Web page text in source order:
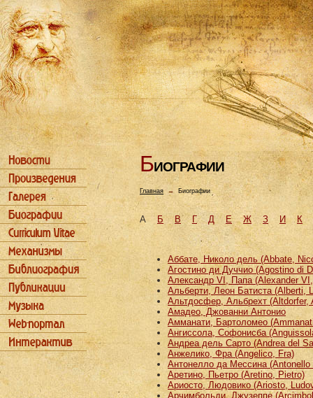
БИОГРАФИИ
Главная→ Биографии
АБ В Г Д Е Ж З И К
Аббате, Николо дель (Abbate,
Агостино ди Дуччио (Agostino di
Александр VI, Папа (Alexander
Альберти, Леон Батиста (Alberti,
Альтдосфер, Альбрехт (Altdorfer,
Амадео, Джованни Антонио
Амманати, Бартоломео
Ангиссола, Софонисба
Андреа дель Сарто (Andrea del
Анжелико, Фра (Angelico, Fra)
Антонелло да Мессина (Antonello
Аретино, Пьетро (Aretino, Pietro)
Ариосто, Людовико (Ariosto,
Арчимбольди, Джузеппе